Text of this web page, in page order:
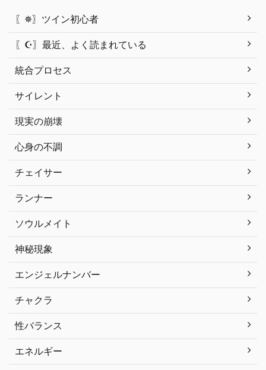
〖✵〗ツイン初心者
〖☪︎〗最近、よく読まれている
統合プロセス
サイレント
現実の崩壊
心身の不調
チェイサー
ランナー
ソウルメイト
神秘現象
エンジェルナンバー
チャクラ
性バランス
エネルギー